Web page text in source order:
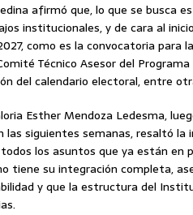
afirmó que, lo que se busca
institucionales, y de cara al
como es la convocatoria para
Técnico Asesor del
del calendario electoral, entre
Esther Mendoza Ledesma,
las siguientes semanas, resaltó
los asuntos que ya están en
tiene su integración completa,
y que la estructura del